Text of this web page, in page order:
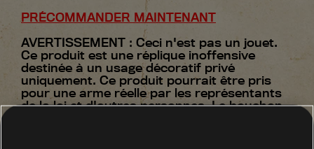
PRÉCOMMANDER MAINTENANT
AVERTISSEMENT : Ceci n'est pas un jouet.
Ce produit est une réplique inoffensive
destinée à un usage décoratif privé
uniquement. Ce produit pourrait être pris
pour une arme réelle par les représentants
de la loi et d'autres personnes. Le bouchon